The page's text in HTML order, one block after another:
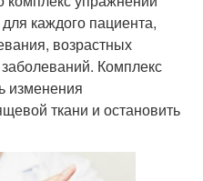
каждого пациента,
возрастных
Комплекс
изменения
ткани и остановить